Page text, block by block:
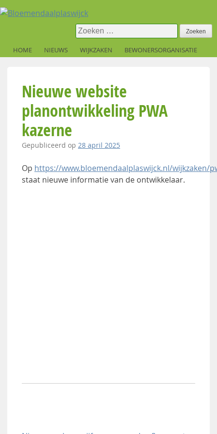
Skip
to
Zoeken
naar:
HOME NIEUWS WIJKZAKEN BEWONERSORGANISATIE
Nieuwe website
planontwikkeling PWA
kazerne
Gepubliceerd op 28 april 2025
Op https://www.bloemendaalplaswijck.nl/wijkzaken/
staat nieuwe informatie van de ontwikkelaar.